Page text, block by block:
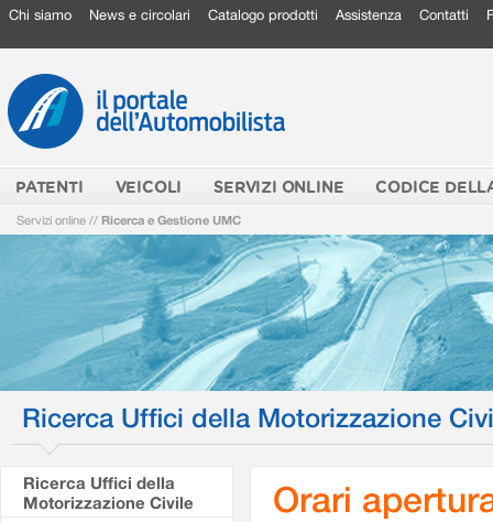
Chi siamo News e circolari Catalogo prodotti Assistenza Contatti
PATENTI VEICOLI SERVIZI ONLINE CODICE
Servizi online // Ricerca e Gestione UMC
Ricerca Uffici della Motorizzazione
Ricerca Uffici della
Motorizzazione Civile
Orari